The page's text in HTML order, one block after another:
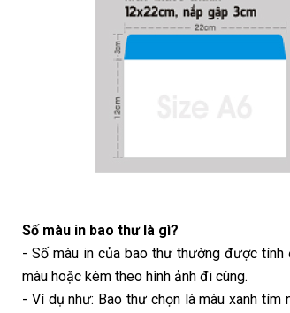
Số màu in bao thư là gì?
- Số màu in của bao thư thường được tính
màu hoặc kèm theo hình ảnh đi cùng.
- Ví dụ như: Bao thư chọn là màu xanh